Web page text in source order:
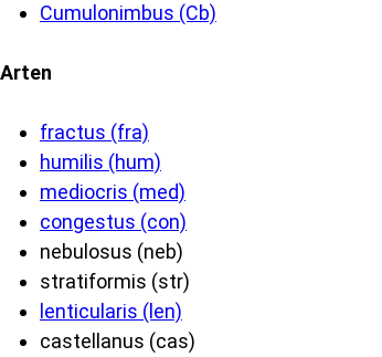
Cumulonimbus (Cb)
Arten
fractus (fra)
humilis (hum)
mediocris (med)
congestus (con)
nebulosus (neb)
stratiformis (str)
lenticularis (len)
castellanus (cas)